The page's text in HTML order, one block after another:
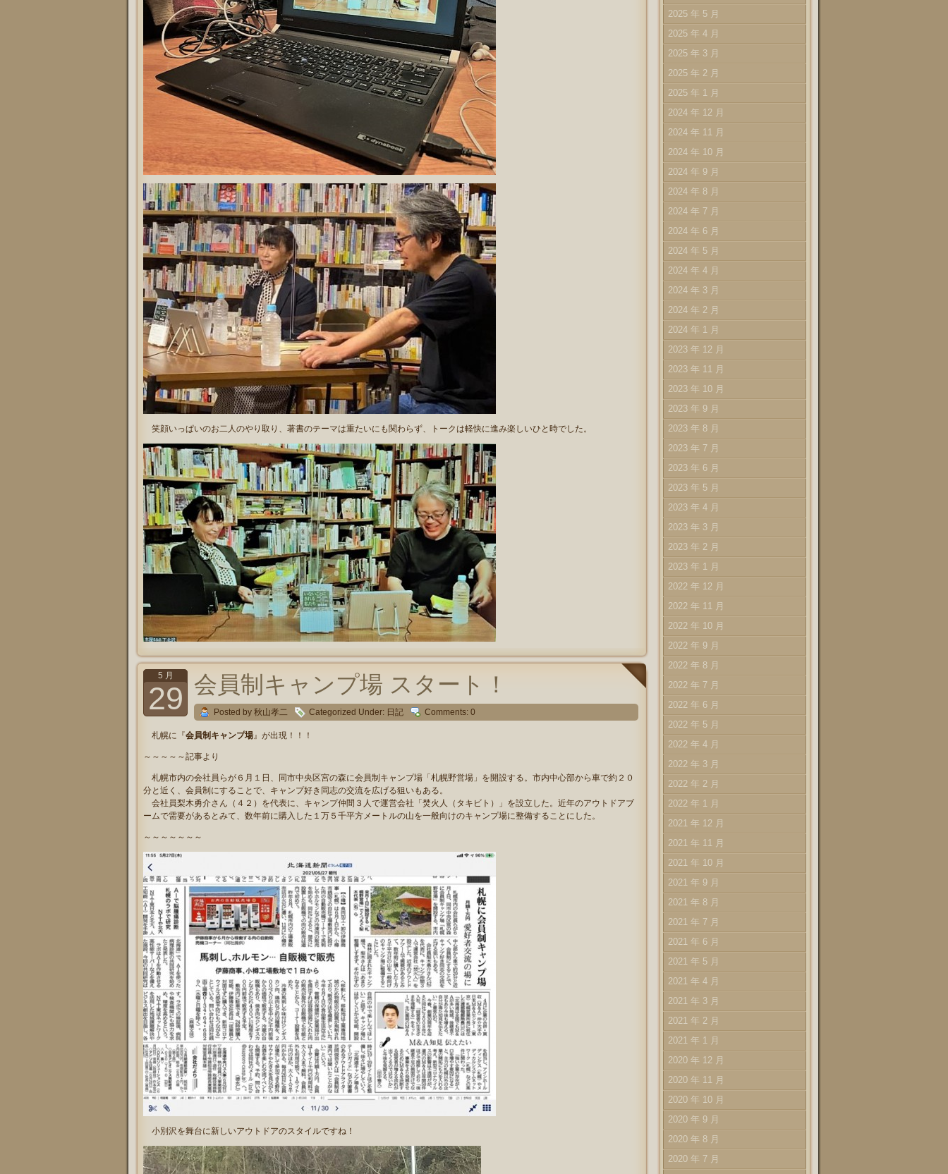
笑顔いっぱいのお二人のやり取り、著書のテーマは重たいにも関わらず、トークは軽快に進み楽しいひと時でした。
5 月
29 会員制キャンプ場 スタート！
Posted by 秋山孝二 Categorized Under: 日記 Comments: 0
札幌に『会員制キャンプ場』が出現！！！
～～～～～記事より
札幌市内の会社員らが６月１日、同市中央区宮の森に会員制キャンプ場「札幌野営場」を開設する。市内中心部から車で約２０
分と近く、会員制にすることで、キャンプ好き同志の交流を広げる狙いもある。
会社員梨木勇介さん（４２）を代表に、キャンプ仲間３人で運営会社「焚火人（タキビト）」を設立した。近年のアウトドアブ
ームで需要があるとみて、数年前に購入した１万５千平方メートルの山を一般向けのキャンプ場に整備することにした。
～～～～～～～
小別沢を舞台に新しいアウトドアのスタイルですね！
2025 年 5 月
2025 年 4 月
2025 年 3 月
2025 年 2 月
2025 年 1 月
2024 年 12 月
2024 年 11 月
2024 年 10 月
2024 年 9 月
2024 年 8 月
2024 年 7 月
2024 年 6 月
2024 年 5 月
2024 年 4 月
2024 年 3 月
2024 年 2 月
2024 年 1 月
2023 年 12 月
2023 年 11 月
2023 年 10 月
2023 年 9 月
2023 年 8 月
2023 年 7 月
2023 年 6 月
2023 年 5 月
2023 年 4 月
2023 年 3 月
2023 年 2 月
2023 年 1 月
2022 年 12 月
2022 年 11 月
2022 年 10 月
2022 年 9 月
2022 年 8 月
2022 年 7 月
2022 年 6 月
2022 年 5 月
2022 年 4 月
2022 年 3 月
2022 年 2 月
2022 年 1 月
2021 年 12 月
2021 年 11 月
2021 年 10 月
2021 年 9 月
2021 年 8 月
2021 年 7 月
2021 年 6 月
2021 年 5 月
2021 年 4 月
2021 年 3 月
2021 年 2 月
2021 年 1 月
2020 年 12 月
2020 年 11 月
2020 年 10 月
2020 年 9 月
2020 年 8 月
2020 年 7 月